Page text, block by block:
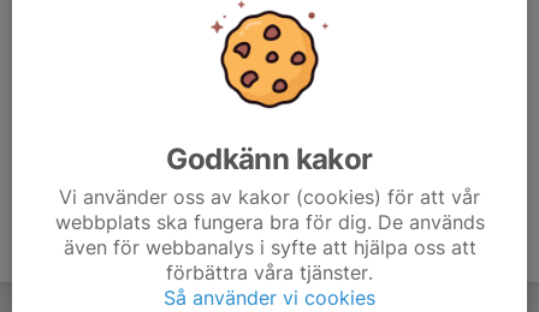
Godkänn kakor
Vi använder oss av kakor (cookies) för att vår
webbplats ska fungera bra för dig. De används
även för webbanalys i syfte att hjälpa oss att
förbättra våra tjänster.
Så använder vi cookies